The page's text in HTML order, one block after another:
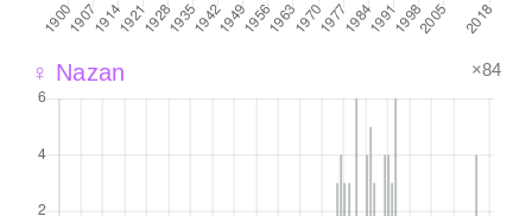
♀ Nazan ×84